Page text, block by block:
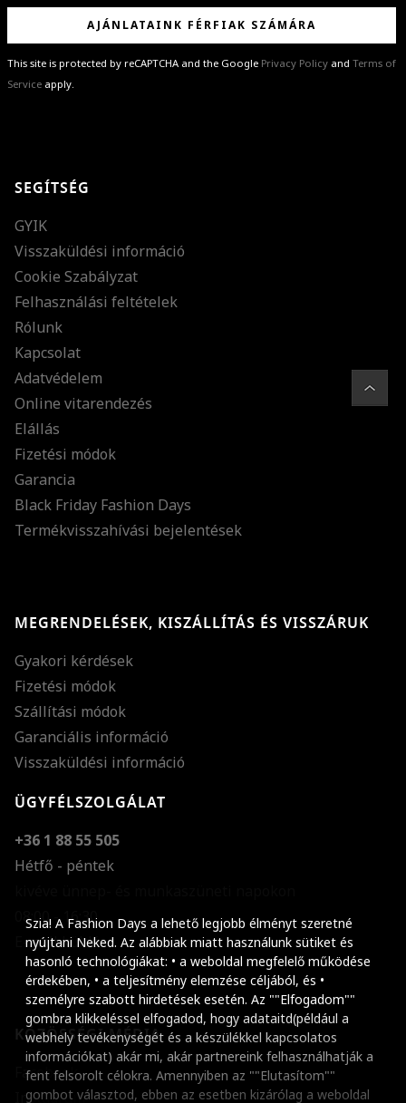
Szia! A Fashion Days a lehető legjobb élményt szeretné
nyújtani Neked. Az alábbiak miatt használunk sütiket és
hasonló technológiákat: • a weboldal megfelelő működése
érdekében, • a teljesítmény elemzése céljából, és •
személyre szabott hirdetések esetén. Az ""Elfogadom""
gombra klikkeléssel elfogadod, hogy adataitd(például a
webhely tevékenységét és a készülékkel kapcsolatos
információkat) akár mi, akár partnereink felhasználhatják a
fent felsorolt célokra. Amennyiben az ""Elutasítom""
gombot választod, ebben az esetben kizárólag a weboldal
AJÁNLATAINK FÉRFIAK SZÁMÁRA
This site is protected by reCAPTCHA and the Google Privacy Policy and Terms of
Service apply.
különleges ajánlatainkat és stílustippjeinket!
SEGÍTSÉG
GYIK
Visszaküldési információ
Cookie Szabályzat
Felhasználási feltételek
Rólunk
Kapcsolat
Adatvédelem
Online vitarendezés
Elállás
Fizetési módok
Garancia
Black Friday Fashion Days
Termékvisszahívási bejelentések
MEGRENDELÉSEK, KISZÁLLÍTÁS ÉS VISSZÁRUK
Gyakori kérdések
Fizetési módok
Szállítási módok
Garanciális információ
Visszaküldési információ
ÜGYFÉLSZOLGÁLAT
+36 1 88 55 505
Hétfő - péntek
08:00 - 16:30
E-mail küldése
KÖZÖSSÉGI MÉDIA
Facebook
Instagram
Szöveg méretének
Szóköz növelése
Szóköz csökkentése
Sortávolság
Sortávolság